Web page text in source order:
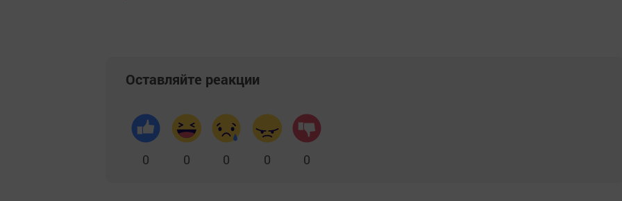
Оставляйте реакции
0 0 0 0 0